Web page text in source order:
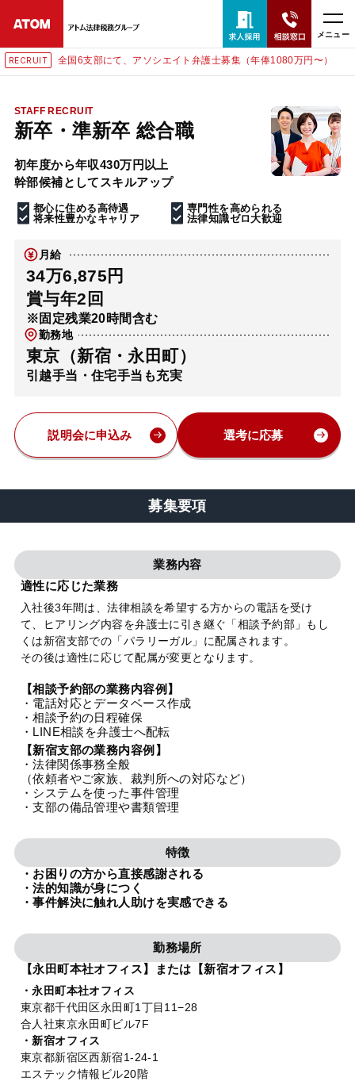
メニュー
RECRUIT 全国6支部にて、アソシエイト弁護士募集（年俸1080万円〜）
STAFF RECRUIT
新卒・準新卒 総合職
初年度から年収430万円以上
幹部候補としてスキルアップ
都心に住める高待遇
専門性を高められる
将来性豊かなキャリア
法律知識ゼロ大歓迎
月給
34万6,875円
賞与年2回
※固定残業20時間含む
勤務地
東京（新宿・永田町）
引越手当・住宅手当も充実
説明会に申込み 選考に応募
募集要項
業務内容
適性に応じた業務
入社後3年間は、法律相談を希望する方からの電話を受け
て、ヒアリング内容を弁護士に引き継ぐ「相談予約部」もし
くは新宿支部での「パラリーガル」に配属されます。
その後は適性に応じて配属が変更となります。
【相談予約部の業務内容例】
・電話対応とデータベース作成
・相談予約の日程確保
・LINE相談を弁護士へ配転
【新宿支部の業務内容例】
・法律関係事務全般
（依頼者やご家族、裁判所への対応など）
・システムを使った事件管理
・支部の備品管理や書類管理
特徴
・お困りの方から直接感謝される
・法的知識が身につく
・事件解決に触れ人助けを実感できる
勤務場所
【永田町本社オフィス】または【新宿オフィス】
・永田町本社オフィス
東京都千代田区永田町1丁目11−28
合人社東京永田町ビル7F
・新宿オフィス
東京都新宿区西新宿1-24-1
エステック情報ビル20階
24時間365日全国対応
無料相談窓口はこちら
電話・LINE・メールで相談予約受付中
ホーム
解決実績
アクセス
弁護士・税理士
お知らせ
特設サイト
法人グループ
プライバシーポリシー 利用規約 内部通報
TikTok受賞 定義集